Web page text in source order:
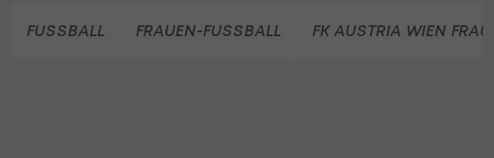
FUSSBALL FRAUEN-FUSSBALL FK AUSTRIA WIEN